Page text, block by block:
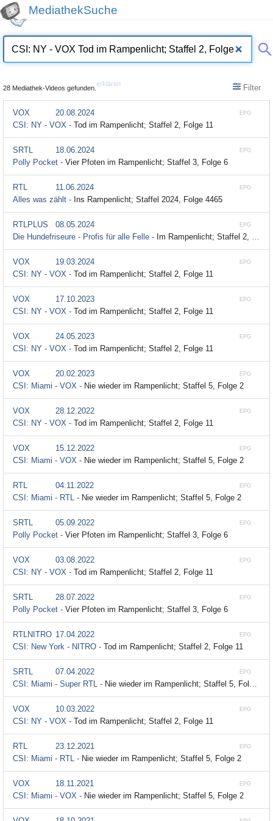
MediathekSuche
28 Mediathek-Videos gefunden.
erklären Filter
EPG
VOX
20.08.2024
CSI: NY - VOX - Tod im Rampenlicht; Staffel 2, Folge 11
EPG
SRTL
18.06.2024
Polly Pocket - Vier Pfoten im Rampenlicht; Staffel 3, Folge 6
EPG
RTL
11.06.2024
Alles was zählt - Ins Rampenlicht; Staffel 2024, Folge 4465
EPG
RTLPLUS
08.05.2024
Die Hundefriseure - Profis für alle Felle - Im Rampenlicht; Staffel 2, Folge 5
EPG
VOX
19.03.2024
CSI: NY - VOX - Tod im Rampenlicht; Staffel 2, Folge 11
EPG
VOX
17.10.2023
CSI: NY - VOX - Tod im Rampenlicht; Staffel 2, Folge 11
EPG
VOX
24.05.2023
CSI: NY - VOX - Tod im Rampenlicht; Staffel 2, Folge 11
EPG
VOX
20.02.2023
CSI: Miami - VOX - Nie wieder im Rampenlicht; Staffel 5, Folge 2
EPG
VOX
28.12.2022
CSI: NY - VOX - Tod im Rampenlicht; Staffel 2, Folge 11
EPG
VOX
15.12.2022
CSI: Miami - VOX - Nie wieder im Rampenlicht; Staffel 5, Folge 2
EPG
RTL
04.11.2022
CSI: Miami - RTL - Nie wieder im Rampenlicht; Staffel 5, Folge 2
EPG
SRTL
05.09.2022
Polly Pocket - Vier Pfoten im Rampenlicht; Staffel 3, Folge 6
EPG
VOX
03.08.2022
CSI: NY - VOX - Tod im Rampenlicht; Staffel 2, Folge 11
EPG
SRTL
28.07.2022
Polly Pocket - Vier Pfoten im Rampenlicht; Staffel 3, Folge 6
EPG
RTLNITRO 17.04.2022
CSI: New York - NITRO - Tod im Rampenlicht; Staffel 2, Folge 11
EPG
SRTL
07.04.2022
CSI: Miami - Super RTL - Nie wieder im Rampenlicht; Staffel 5, Folge 2
EPG
VOX
10.03.2022
CSI: NY - VOX - Tod im Rampenlicht; Staffel 2, Folge 11
EPG
RTL
23.12.2021
CSI: Miami - RTL - Nie wieder im Rampenlicht; Staffel 5, Folge 2
EPG
VOX
18.11.2021
CSI: Miami - VOX - Nie wieder im Rampenlicht; Staffel 5, Folge 2